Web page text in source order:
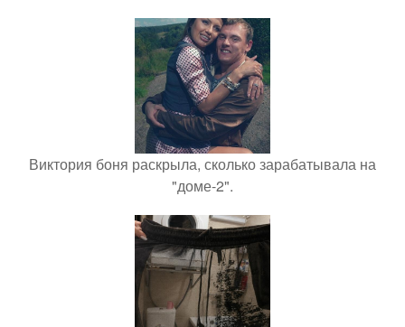
Виктория боня раскрыла, сколько зарабатывала на
"доме-2".